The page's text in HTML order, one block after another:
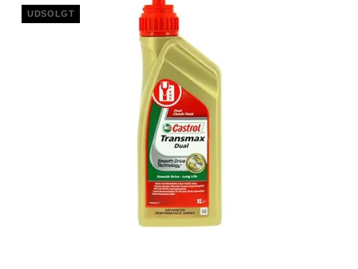
UDSOLGT